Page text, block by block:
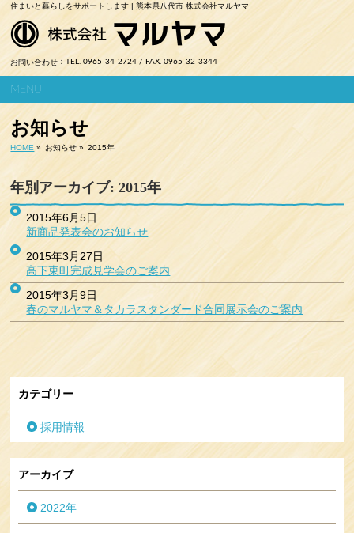
住まいと暮らしをサポートします | 熊本県八代市 株式会社マルヤマ
お問い合わせ ：TEL. 0965-34-2724 / FAX. 0965-32-3344
MENU
お知らせ
HOME » お知らせ » 2015年
年別アーカイブ: 2015年
2015年6月5日
新商品発表会のお知らせ
2015年3月27日
高下東町完成見学会のご案内
2015年3月9日
春のマルヤマ＆タカラスタンダード合同展示会のご案内
カテゴリー
採用情報
アーカイブ
2022年